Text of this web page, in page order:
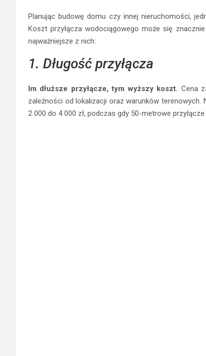
Planując budowę domu czy innej nieruchomości,
Koszt przyłącza wodociągowego może się
najważniejsze z nich:
1. Długość przyłącza
Im dłuższe przyłącze, tym wyższy koszt. Cena
zależności od lokalizacji oraz warunków terenowych.
2 000 do 4 000 zł, podczas gdy 50-metrowe